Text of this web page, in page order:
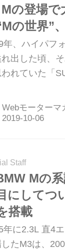
の登場で
の世界”
る超高性
年、ハイパフ
出した頃、
われていた「
できることと
疑的な目も
Webモーターマ
Staff
Mの
にしてつ
搭載
年に2.3L 直4
たM3は、